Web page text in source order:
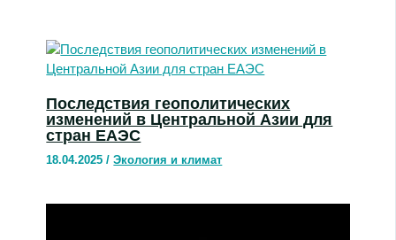
Последствия геополитических
изменений в Центральной Азии для
стран ЕАЭС
18.04.2025/Экология и климат